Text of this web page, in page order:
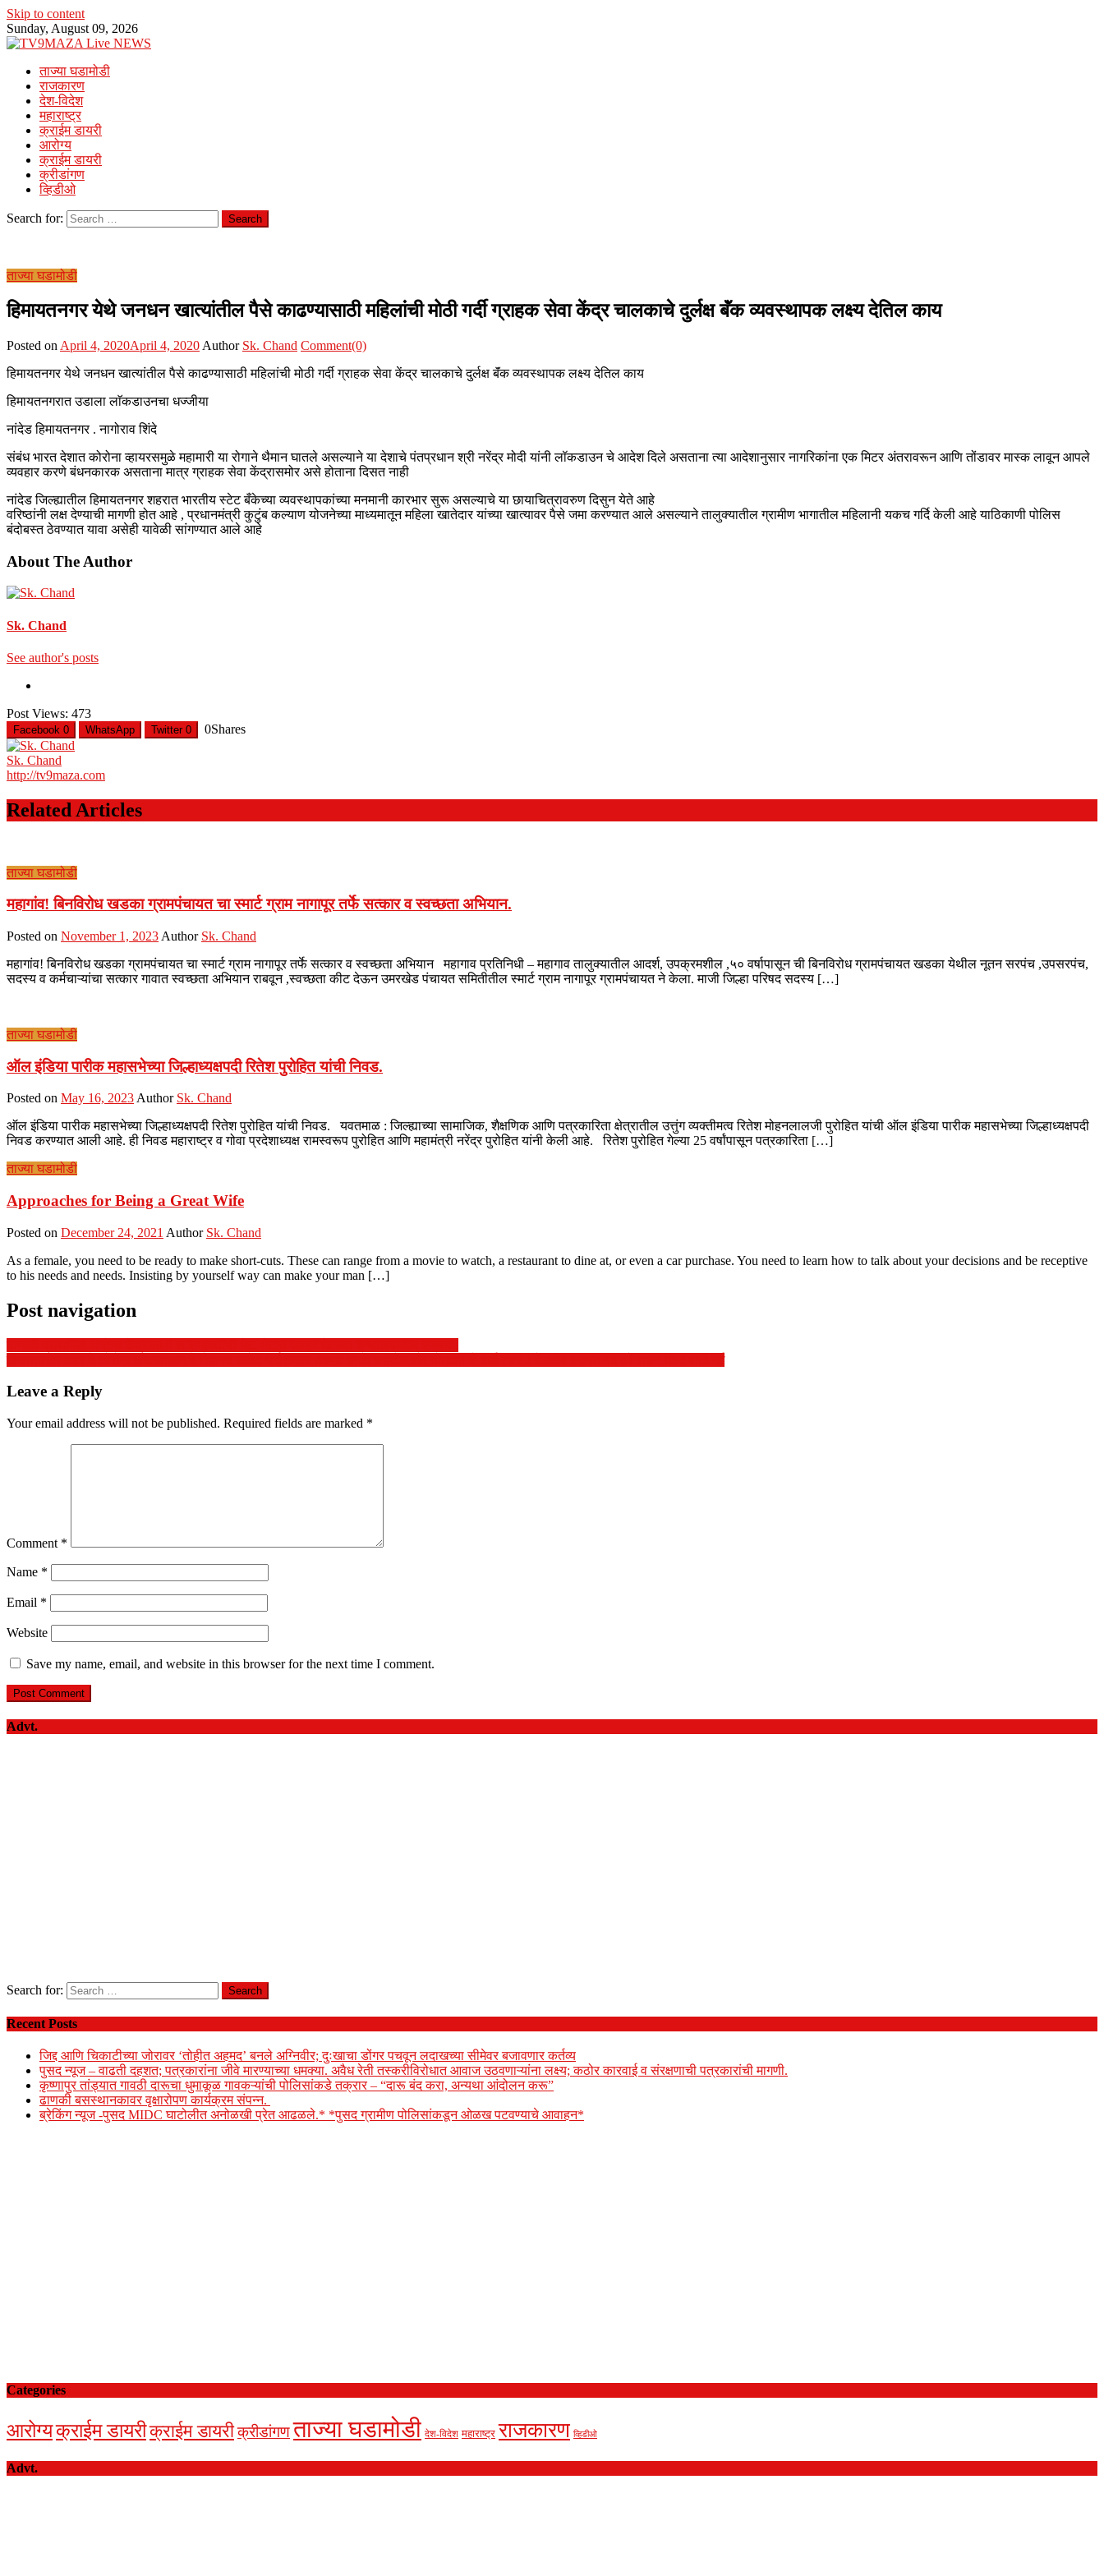
Skip to content
Sunday, August 09, 2026
ताज्या घडामोडी
राजकारण
देश-विदेश
महाराष्ट्र
क्राईम डायरी
आरोग्य
क्राईम डायरी
क्रीडांगण
व्हिडीओ
Search for:
ताज्या घडामोडी
हिमायतनगर येथे जनधन खात्यांतील पैसे काढण्यासाठी महिलांची मोठी गर्दी ग्राहक सेवा केंद्र चालकाचे दुर्लक्ष बॅंक व्यवस्थापक लक्ष्य देतिल काय
Posted on April 4, 2020April 4, 2020 Author Sk. Chand Comment(0)
हिमायतनगर येथे जनधन खात्यांतील पैसे काढण्यासाठी महिलांची मोठी गर्दी ग्राहक सेवा केंद्र चालकाचे दुर्लक्ष बॅंक व्यवस्थापक लक्ष्य देतिल काय
हिमायतनगरात उडाला लाॅकडाउनचा धज्जीया
नांदेड हिमायतनगर . नागोराव शिंदे
संबंध भारत देशात कोरोना व्हायरसमुळे महामारी या रोगाने थैमान घातले असल्याने या देशाचे पंतप्रधान श्री नरेंद्र मोदी यांनी लॉकडाउन चे आदेश दिले असताना त्या आदेशानुसार नागरिकांना एक मिटर अंतरावरून आणि तोंडावर मास्क लावून आपले
व्यवहार करणे बंधनकारक असताना मात्र ग्राहक सेवा केंद्रासमोर असे होताना दिसत नाही
नांदेड जिल्ह्यातील हिमायतनगर शहरात भारतीय स्टेट बँकेच्या व्यवस्थापकांच्या मनमानी कारभार सुरू असल्याचे या छायाचित्रावरुण दिसुन येते आहे
वरिष्ठांनी लक्ष देण्याची मागणी होत आहे , प्रधानमंत्री कुटुंब कल्याण योजनेच्या माध्यमातून महिला खातेदार यांच्या खात्यावर पैसे जमा करण्यात आले असल्याने तालुक्यातील ग्रामीण भागातील महिलानी यकच गर्दि केली आहे याठिकाणी पोलिस
बंदोबस्त ठेवण्यात यावा असेही यावेळी सांगण्यात आले आहे
About The Author
Sk. Chand
See author's posts
Post Views: 473
Facebook 0 WhatsApp Twitter 0 0Shares
Sk. Chand
http://tv9maza.com
Related Articles
ताज्या घडामोडी
महागांव! बिनविरोध खडका ग्रामपंचायत चा स्मार्ट ग्राम नागापूर तर्फे सत्कार व स्वच्छता अभियान.
Posted on November 1, 2023 Author Sk. Chand
महागांव! बिनविरोध खडका ग्रामपंचायत चा स्मार्ट ग्राम नागापूर तर्फे सत्कार व स्वच्छता अभियान महागाव प्रतिनिधी – महागाव तालुक्यातील आदर्श, उपक्रमशील ,५० वर्षापासून ची बिनविरोध ग्रामपंचायत खडका येथील नूतन सरपंच ,उपसरपंच,
सदस्य व कर्मचाऱ्यांचा सत्कार गावात स्वच्छता अभियान राबवून ,स्वच्छता कीट देऊन उमरखेड पंचायत समितीतील स्मार्ट ग्राम नागापूर ग्रामपंचायत ने केला. माजी जिल्हा परिषद सदस्य […]
ताज्या घडामोडी
ऑल इंडिया पारीक महासभेच्या जिल्हाध्यक्षपदी रितेश पुरोहित यांची निवड.
Posted on May 16, 2023Author Sk. Chand
ऑल इंडिया पारीक महासभेच्या जिल्हाध्यक्षपदी रितेश पुरोहित यांची निवड. यवतमाळ : जिल्ह्याच्या सामाजिक, शैक्षणिक आणि पत्रकारिता क्षेत्रातील उत्तुंग व्यक्तीमत्व रितेश मोहनलालजी पुरोहित यांची ऑल इंडिया पारीक महासभेच्या जिल्हाध्यक्षपदी
निवड करण्यात आली आहे. ही निवड महाराष्ट्र व गोवा प्रदेशाध्यक्ष रामस्वरूप पुरोहित आणि महामंत्री नरेंद्र पुरोहित यांनी केली आहे. रितेश पुरोहित गेल्या 25 वर्षांपासून पत्रकारिता […]
ताज्या घडामोडी
Approaches for Being a Great Wife
Posted on December 24, 2021 Author Sk. Chand
As a female, you need to be ready to make short-cuts. These can range from a movie to watch, a restaurant to dine at, or even a car purchase. You need to learn how to talk about your decisions and be receptive
to his needs and needs. Insisting by yourself way can make your man […]
Post navigation
Leave a Reply
Your email address will not be published. Required fields are marked *
Comment *
Name *
Email *
Website
Save my name, email, and website in this browser for the next time I comment.
Advt.
Search for:
Recent Posts
जिद्द आणि चिकाटीच्या जोरावर ‘तोहीत अहमद’ बनले अग्निवीर; दुःखाचा डोंगर पचवून लदाखच्या सीमेवर बजावणार कर्तव्य
पुसद न्यूज – वाढती दहशत; पत्रकारांना जीवे मारण्याच्या धमक्या. अवैध रेती तस्करीविरोधात आवाज उठवणाऱ्यांना लक्ष्य; कठोर कारवाई व संरक्षणाची पत्रकारांची मागणी.
कृष्णापुर तांड्यात गावठी दारूचा धुमाकूळ गावकऱ्यांची पोलिसांकडे तक्रार – “दारू बंद करा, अन्यथा आंदोलन करू”
ढाणकी बसस्थानकावर वृक्षारोपण कार्यक्रम संपन्न.
ब्रेकिंग न्यूज -पुसद MIDC घाटोलीत अनोळखी प्रेत आढळले.* *पुसद ग्रामीण पोलिसांकडून ओळख पटवण्याचे आवाहन*
Categories
आरोग्यक्राईम डायरीक्राईम डायरीक्रीडांगणताज्या घडामोडी देश-विदेश महाराष्ट्र राजकारण व्हिडीओ
Advt.